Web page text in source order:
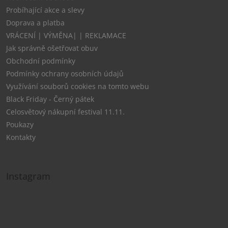
Probíhající akce a slevy
Doprava a platba
VRÁCENÍ | VÝMĚNA| | REKLAMACE
Jak správně ošetřovat obuv
Obchodní podmínky
Podmínky ochrany osobních údajů
Využívání souborů cookies na tomto webu
Black Friday - Černý pátek
Celosvětový nákupní festival 11.11.
Poukazy
Kontakty
Instagram